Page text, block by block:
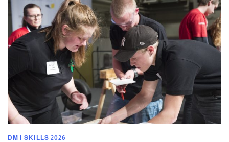
DM I SKILLS 2026